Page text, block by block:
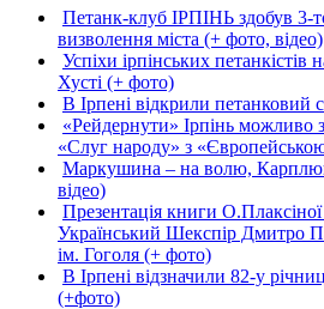
Петанк-клуб ІРПІНЬ здобув 3-
визволення міста (+ фото, відео)
Успіхи ірпінських петанкістів
Хусті (+ фото)
В Ірпені відкрили петанковий
«Рейдернути» Ірпінь можливо
«Слуг народу» з
Маркушина – на волю,
відео)
Презентація книги
Український Шекспір Дмитро
ім. Гоголя (+ фото)
В Ірпені відзначили 82-у
(+фото)